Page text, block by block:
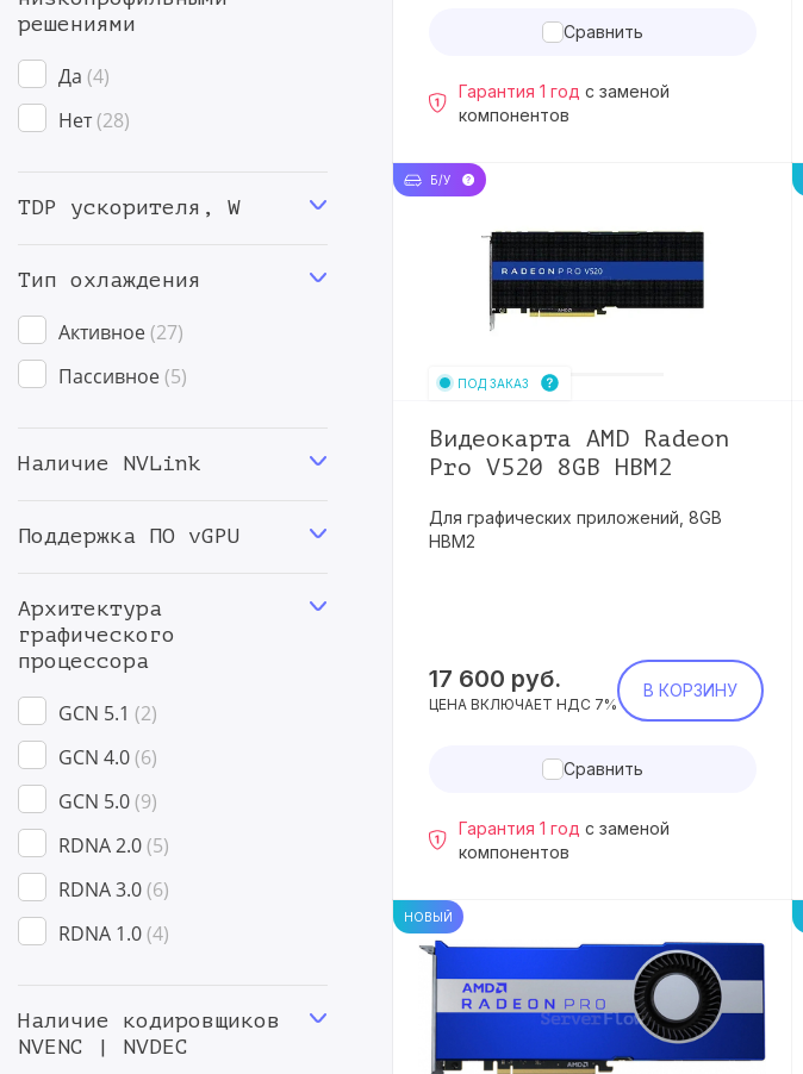
решениями
Да 4
Нет 28
TDP ускорителя, W
Тип охлаждения
Активное 27
Пассивное 5
Наличие NVLink
Поддержка ПО vGPU
Архитектура
графического
процессора
GCN 5.1 2
GCN 4.0 6
GCN 5.0 9
RDNA 2.0 5
RDNA 3.0 6
RDNA 1.0 4
Наличие кодировщиков
NVENC | NVDEC
Сравнить
Гарантия 1 год с заменой
компонентов
Б/У
ПОД ЗАКАЗ
Видеокарта AMD Radeon
Pro V520 8GB HBM2
Для графических приложений, 8GB
HBM2
17 600 руб.
ЦЕНА ВКЛЮЧАЕТ НДС 7%
В КОРЗИНУ
Сравнить
Гарантия 1 год с заменой
компонентов
НОВЫЙ